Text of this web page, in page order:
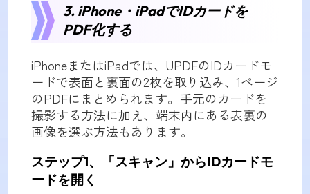
3. iPhone・iPadでIDカードを
PDF化する
iPhoneまたはiPadでは、UPDFのIDカードモ
ードで表面と裏面の2枚を取り込み、1ページ
のPDFにまとめられます。手元のカードを
撮影する方法に加え、端末内にある表裏の
画像を選ぶ方法もあります。
ステップ1、「スキャン」からIDカードモ
ードを開く